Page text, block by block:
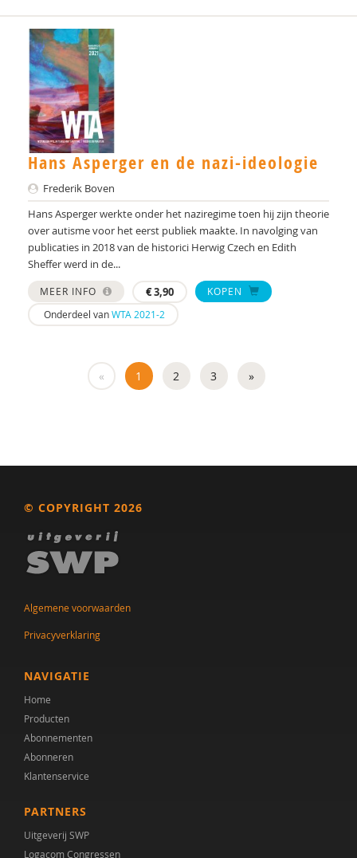
Hans Asperger en de nazi-ideologie
Frederik Boven
Hans Asperger werkte onder het naziregime toen hij zijn theorie
over autisme voor het eerst publiek maakte. In navolging van
publicaties in 2018 van de historici Herwig Czech en Edith
Sheffer werd in de...
MEER INFO €3,90
KOPEN
Onderdeel vanWTA 2021-2
« 1 2 3 »
© COPYRIGHT 2026
Algemene voorwaarden
Privacyverklaring
NAVIGATIE
Home
Producten
Abonnementen
Abonneren
Klantenservice
PARTNERS
Uitgeverij SWP
Logacom Congressen